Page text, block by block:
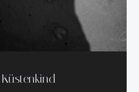
Küstenkind